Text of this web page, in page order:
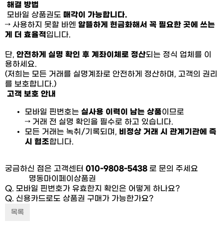
해결 방법
모바일 상품권도 매각이 가능합니다.
→ 사용하지 못할 바엔 알뜰하게 현금화해서 꼭 필요한 곳에 쓰는
게 더 효율적입니다.
단, 안전하게 실명 확인 후 계좌이체로 정산되는 정식 업체를 이
용하세요.
(저희는 모든 거래를 실명계좌로 안전하게 정산하며, 고객의 권리
를 보호합니다.)
고객 보호 안내
모바일 핀번호는 실사용 이력이 남는 상품이므로
→ 거래 전 실명 확인을 필수로 하고 있습니다.
모든 거래는 녹취/기록되며, 비정상 거래 시 관계기관에 즉
시 협조합니다.
궁금하신 점은 고객센터 010-9808-5438 로 문의 주세요
명동마이페이상품권
Q. 모바일 핀번호가 유효한지 확인은 어떻게 하나요?
Q. 신용카드로도 상품권 구매가 가능한가요?
목록